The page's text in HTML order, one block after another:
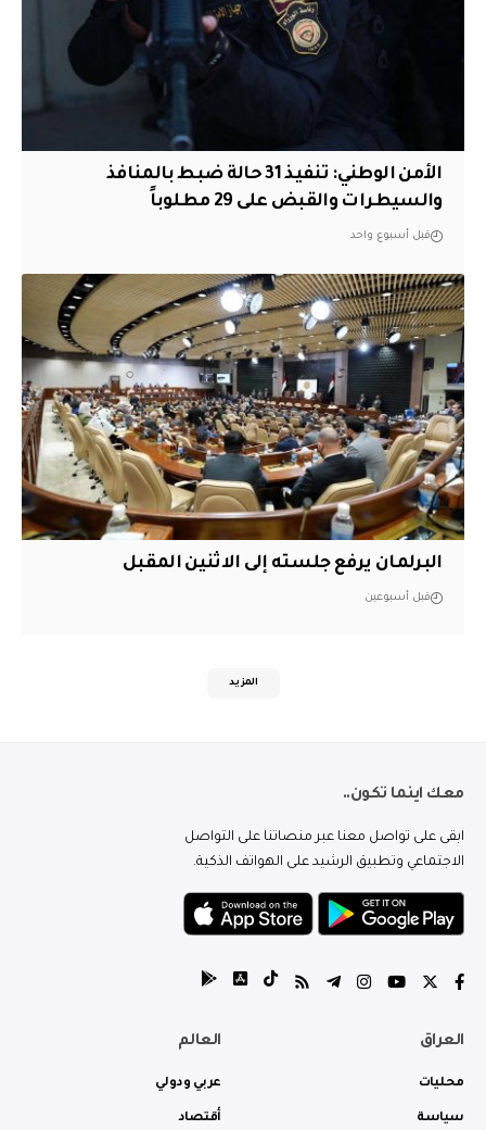
الأمن الوطني: تنفيذ 31 حالة ضبط بالمنافذ
والسيطرات والقبض على 29 مطلوباً
قبل أسبوع واحد
البرلمان يرفع جلسته إلى الاثنين المقبل
قبل أسبوعين
المزيد
معك اينما تكون..
ابقى على تواصل معنا عبر منصاتنا على التواصل
الاجتماعي وتطبيق الرشيد على الهواتف الذكية.
العراق
محليات
سياسة
العالم
عربي ودولي
أقتصاد